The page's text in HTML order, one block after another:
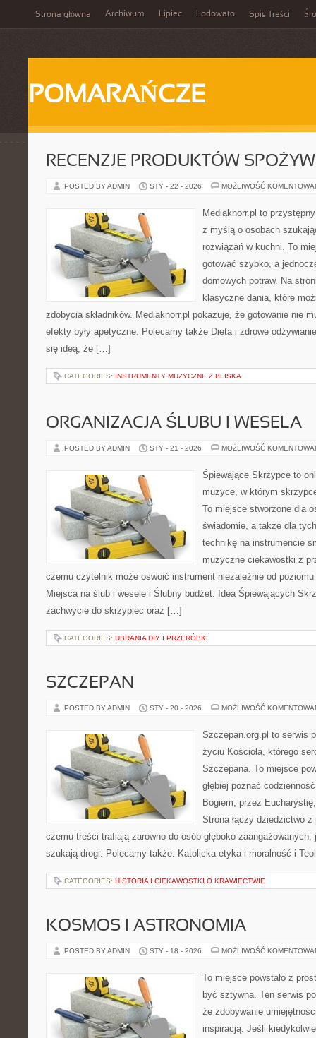
Strona główna Archiwum Lipiec Lodowato Spis Treści
POMARAŃCZE
RECENZJE PRODUKTÓW
POSTED BY ADMIN STY - 22 - 2026 MOŻLIWOŚĆ
Mediaknorr.pl to
z myślą o osobach
rozwiązań w kuchni. To
gotować szybko, a
domowych potraw. Na
klasyczne dania, które
zdobycia składników. Mediaknorr.pl pokazuje, że gotowanie nie
efekty były apetyczne. Polecamy także Dieta i zdrowe
się ideą, że […]
CATEGORIES: INSTRUMENTY MUZYCZNE Z BLISKA
ORGANIZACJA ŚLUBU I WESELA
POSTED BY ADMIN STY - 21 - 2026 MOŻLIWOŚĆ
Śpiewające Skrzypce to
muzyce, w którym
To miejsce stworzone dla
świadomie, a także dla
technikę na instrumencie
muzyczne ciekawostki z
czemu czytelnik może oswoić instrument niezależnie od
Miejsca na ślub i wesele i Ślubny budżet. Idea Śpiewających
zachwycie do skrzypiec oraz […]
CATEGORIES: UBRANIA DIY I PRZERÓBKI
SZCZEPAN
POSTED BY ADMIN STY - 20 - 2026 MOŻLIWOŚĆ
Szczepan.org.pl to serwis
życiu Kościoła, którego
Szczepana. To miejsce
głębiej poznać
Bogiem, przez
Strona łączy dziedzictwo
czemu treści trafiają zarówno do osób głęboko
szukają drogi. Polecamy także: Katolicka etyka i moralność i
CATEGORIES: HISTORIA I CIEKAWOSTKI O KRAWIECTWIE
KOSMOS I ASTRONOMIA
POSTED BY ADMIN STY - 18 - 2026 MOŻLIWOŚĆ
To miejsce powstało z
być sztywna. Ten serwis
że zdobywanie
inspiracją. Jeśli